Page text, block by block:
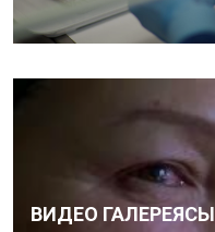
ВИДЕО ГАЛЕРЕЯСЫ